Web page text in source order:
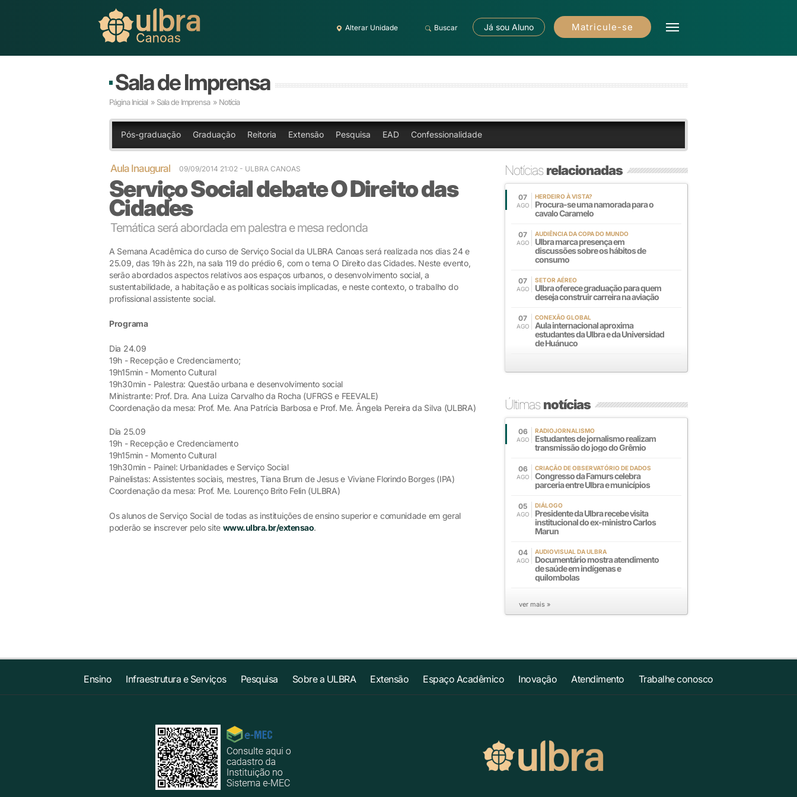
Alterar Unidade Buscar Já sou Aluno Matricule-se
Sala de Imprensa
Página Inicial » Sala de Imprensa » Notícia
Pós-graduação Graduação Reitoria Extensão Pesquisa EAD Confessionalidade
Aula Inaugural 09/09/2014 21:02 - ULBRA CANOAS
Serviço Social debate O Direito das
Cidades
Temática será abordada em palestra e mesa redonda
A Semana Acadêmica do curso de Serviço Social da ULBRA Canoas será realizada nos dias 24 e
25.09, das 19h às 22h, na sala 119 do prédio 6, com o tema O Direito das Cidades. Neste evento,
serão abordados aspectos relativos aos espaços urbanos, o desenvolvimento social, a
sustentabilidade, a habitação e as políticas sociais implicadas, e neste contexto, o trabalho do
profissional assistente social.
Programa
Dia 24.09
19h - Recepção e Credenciamento;
19h15min - Momento Cultural
19h30min - Palestra: Questão urbana e desenvolvimento social
Ministrante: Prof. Dra. Ana Luiza Carvalho da Rocha (UFRGS e FEEVALE)
Coordenação da mesa: Prof. Me. Ana Patrícia Barbosa e Prof. Me. Ângela Pereira da Silva (ULBRA)
Dia 25.09
19h - Recepção e Credenciamento
19h15min - Momento Cultural
19h30min - Painel: Urbanidades e Serviço Social
Painelistas: Assistentes sociais, mestres, Tiana Brum de Jesus e Viviane Florindo Borges (IPA)
Coordenação da mesa: Prof. Me. Lourenço Brito Felin (ULBRA)
Os alunos de Serviço Social de todas as instituições de ensino superior e comunidade em geral
poderão se inscrever pelo site www.ulbra.br/extensao.
Notíciasrelacionadas
07
AGO
HERDEIRO À VISTA?
Procura-se uma namorada para o
cavalo Caramelo
07
AGO
AUDIÊNCIA DA COPA DO MUNDO
Ulbra marca presença em
discussões sobre os hábitos de
consumo
07
AGO
SETOR AÉREO
Ulbra oferece graduação para quem
deseja construir carreira na aviação
07
AGO
CONEXÃO GLOBAL
Aula internacional aproxima
estudantes da Ulbra e da Universidad
de Huánuco
Últimasnotícias
06
AGO
RADIOJORNALISMO
Estudantes de jornalismo realizam
transmissão do jogo do Grêmio
06
AGO
CRIAÇÃO DE OBSERVATÓRIO DE DADOS
Congresso da Famurs celebra
parceria entre Ulbra e municípios
05
AGO
DIÁLOGO
Presidente da Ulbra recebe visita
institucional do ex-ministro Carlos
Marun
04
AGO
AUDIOVISUAL DA ULBRA
Documentário mostra atendimento
de saúde em indígenas e
quilombolas
ver mais »
Ensino Infraestrutura e Serviços Pesquisa Sobre a ULBRA Extensão Espaço Acadêmico Inovação Atendimento Trabalhe conosco